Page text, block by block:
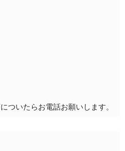
ついたらお電話お願いします。